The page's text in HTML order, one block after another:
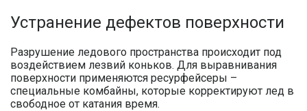
Устранение дефектов поверхности
Разрушение ледового пространства происходит под
воздействием лезвий коньков. Для выравнивания
поверхности применяются ресурфейсеры –
специальные комбайны, которые корректируют лед в
свободное от катания время.